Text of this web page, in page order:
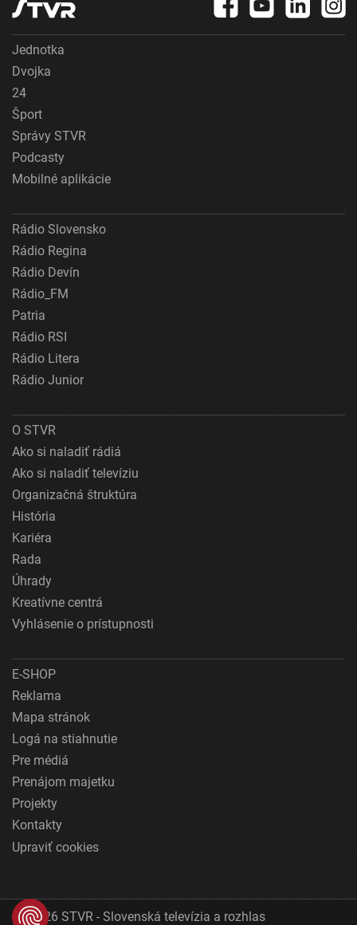
Jednotka
Dvojka
24
Šport
Správy STVR
Podcasty
Mobilné aplikácie
Rádio Slovensko
Rádio Regina
Rádio Devín
Rádio_FM
Patria
Rádio RSI
Rádio Litera
Rádio Junior
O STVR
Ako si naladiť rádiá
Ako si naladiť televíziu
Organizačná štruktúra
História
Kariéra
Rada
Úhrady
Kreatívne centrá
Vyhlásenie o prístupnosti
E-SHOP
Reklama
Mapa stránok
Logá na stiahnutie
Pre médiá
Prenájom majetku
Projekty
Kontakty
Upraviť cookies
© 2026 STVR - Slovenská televízia a rozhlas